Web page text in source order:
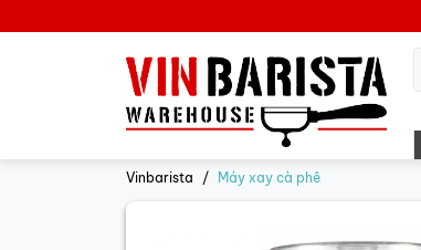
Vinbarista Máy xay cà phê